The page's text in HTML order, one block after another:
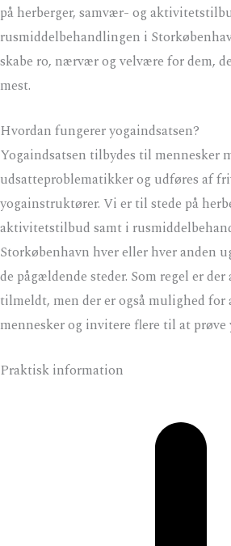
på herberger, samvær- og
rusmiddelbehandlingen i
skabe ro, nærvær og velvære for dem,
mest.
Hvordan fungerer yogaindsatsen?
Yogaindsatsen tilbydes til mennesker
udsatteproblematikker og udføres af
yogainstruktører. Vi er til stede på
aktivitetstilbud samt i
Storkøbenhavn hver eller hver anden
de pågældende steder. Som regel er
tilmeldt, men der er også mulighed for
mennesker og invitere flere til at prøve
Praktisk information